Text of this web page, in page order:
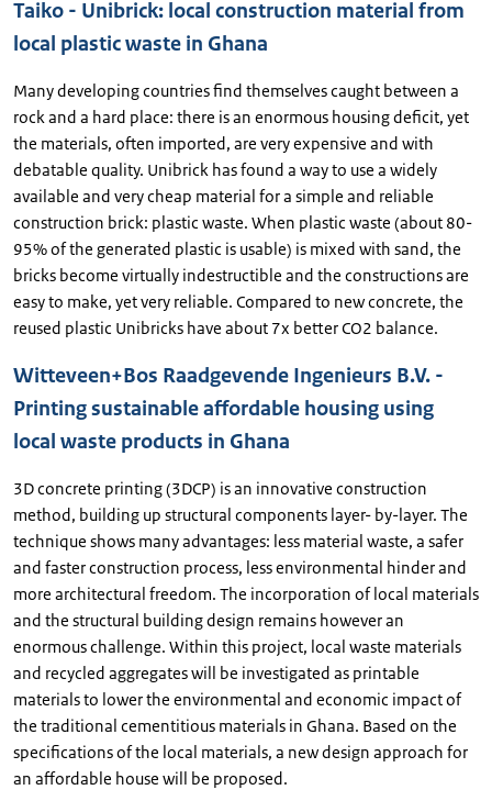
Taiko - Unibrick: local construction material from
local plastic waste in Ghana
Many developing countries find themselves caught between a
rock and a hard place: there is an enormous housing deficit, yet
the materials, often imported, are very expensive and with
debatable quality. Unibrick has found a way to use a widely
available and very cheap material for a simple and reliable
construction brick: plastic waste. When plastic waste (about 80-
95% of the generated plastic is usable) is mixed with sand, the
bricks become virtually indestructible and the constructions are
easy to make, yet very reliable. Compared to new concrete, the
reused plastic Unibricks have about 7x better CO2 balance.
Witteveen+Bos Raadgevende Ingenieurs B.V. -
Printing sustainable affordable housing using
local waste products in Ghana
3D concrete printing (3DCP) is an innovative construction
method, building up structural components layer- by-layer. The
technique shows many advantages: less material waste, a safer
and faster construction process, less environmental hinder and
more architectural freedom. The incorporation of local materials
and the structural building design remains however an
enormous challenge. Within this project, local waste materials
and recycled aggregates will be investigated as printable
materials to lower the environmental and economic impact of
the traditional cementitious materials in Ghana. Based on the
specifications of the local materials, a new design approach for
an affordable house will be proposed.